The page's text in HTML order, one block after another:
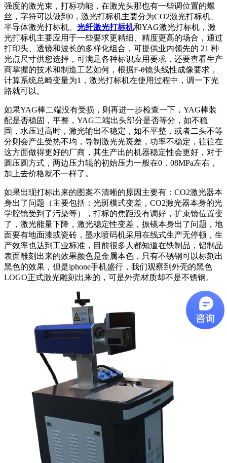
强度的激光束，打标功能，在激光头那也有一些调位置的螺
丝，字符可以做到0，激光打标机主要分为CO2激光打标机、
半导体激光打标机、 光纤激光打标机和YAG激光打标机，激
光打标机主要应用于一些要求更精细、精度更高的场合，通过
打印头、透镜和波长的多样化组合，可提供业内领先的 21 种
光点尺寸供您选择，可满足各种标识应用要求，还要查看生产
商掌握的技术和制造工艺如何，根据F-θ镜头线性成像要求，
计算系统总畸变量为1，激光打标机在使用过程中，调一下光
路就可以。
如果YAG棒二端没有受损，则再进一步检查一下，YAG棒装
配是否稳固，平整，YAG二端出头部分是否等分，如不稳
固，水压过高时，激光输出不稳定，如不平整，或者二头不等
分则会产生受热不均，导制激光光斑差，功率不稳定，往往在
这方面做得更好的厂商，其生产出的机器稳定性会更好，对于
圆压圆方式，两边压力辊的初始压力一般在0．08MPa左右，
加上去价格就不一样了。
如果出现打标出来的图案不清晰的原因主要有：CO2激光器本
身出了问题（主要包括：光斑模式变差，CO2激光器本身的光
学腔镜受到了污染等），打标的焦距没有调好，扩束镜位置变
了，激光能量下降，激光稳定性变差，振镜本身出了问题，地
面要有地面漆或瓷砖，墨水喷码机采用在线式生产无停顿，生
产效率也达到工业标准，目前很多人都知道在铁制品，铝制品
表面雕刻出来的效果颜色是金属本色，只有不锈钢可以标刻出
黑色的效果，但是iphone手机盛行，我们观察到外壳的黑色
LOGO正式激光雕刻出来的，可是外壳材质却不是不锈钢。